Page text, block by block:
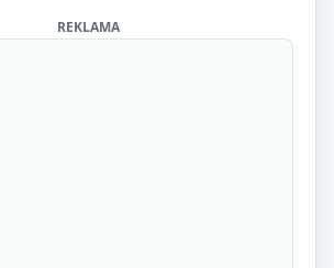
REKLAMA